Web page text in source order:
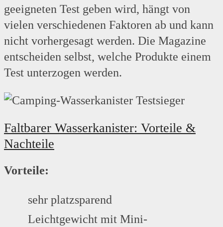
geeigneten Test geben wird, hängt von
vielen verschiedenen Faktoren ab und kann
nicht vorhergesagt werden. Die Magazine
entscheiden selbst, welche Produkte einem
Test unterzogen werden.
Faltbarer Wasserkanister: Vorteile &
Nachteile
Vorteile:
sehr platzsparend
Leichtgewicht mit Mini-